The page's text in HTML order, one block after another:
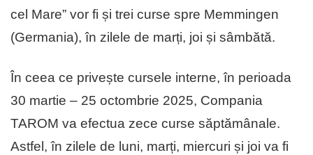
cel Mare” vor fi și trei curse spre Memmingen
(Germania), în zilele de marți, joi și sâmbătă.
În ceea ce privește cursele interne, în perioada
30 martie – 25 octombrie 2025, Compania
TAROM va efectua zece curse săptămânale.
Astfel, în zilele de luni, marți, miercuri și joi va fi